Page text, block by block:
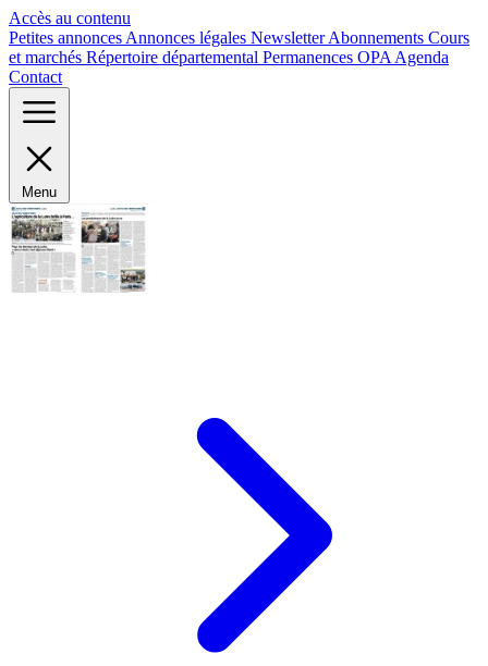
Accès au contenu
Petites annonces Annonces légales NewsletterAbonnements Cours
et marchés Répertoire départemental Permanences OPA Agenda
Contact
Menu
Panneau de gestion des cookies